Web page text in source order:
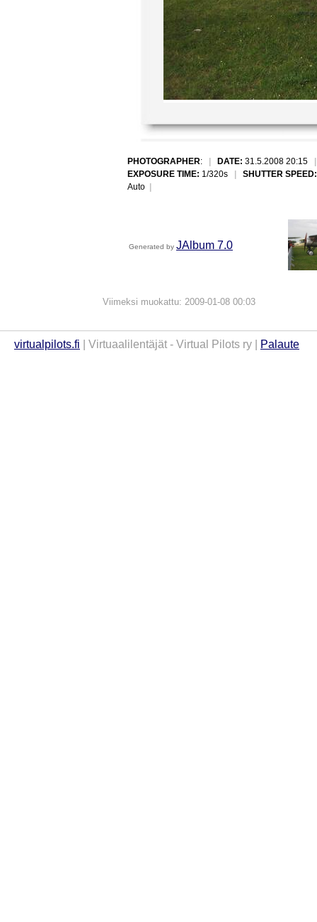
PHOTOGRAPHER: DATE: 31.5.2008 20:15
EXPOSURE TIME: 1/320s
SHUTTER SPEED:
Auto
Generated by JAlbum 7.0
Viimeksi muokattu: 2009-01-08 00:03
virtualpilots.fi | Virtuaalilentäjät - Virtual Pilots ry | Palaute